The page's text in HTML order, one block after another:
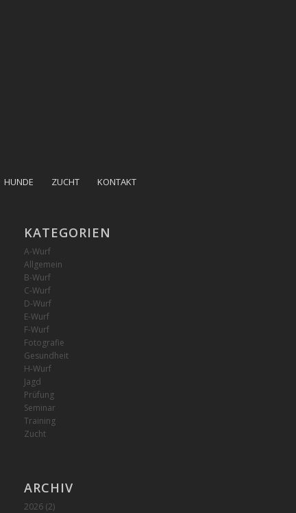
HUNDE ZUCHT KONTAKT
KATEGORIEN
A-Wurf
Allgemein
B-Wurf
C-Wurf
D-Wurf
E-Wurf
F-Wurf
Fotografie
Gesundheit
H-Wurf
Jagd
Prüfung
Seminar
Training
Zucht
ARCHIV
2026(2)